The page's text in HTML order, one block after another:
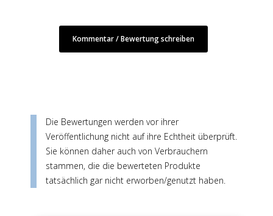
Kommentar / Bewertung schreiben
Die Bewertungen werden vor ihrer
Veröffentlichung nicht auf ihre Echtheit überprüft.
Sie können daher auch von Verbrauchern
stammen, die die bewerteten Produkte
tatsächlich gar nicht erworben/genutzt haben.